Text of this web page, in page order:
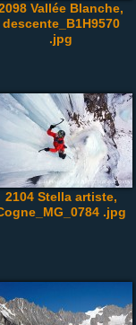
Vallée Blanche,
descente_B1H9570
.jpg
2104 Stella artiste,
.jpg